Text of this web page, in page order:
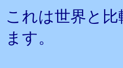
これは世界と
ます。